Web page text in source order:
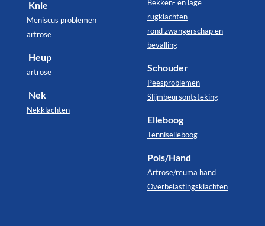
Knie
Meniscus problemen
artrose
Heup
artrose
Nek
Nekklachten
Bekken- en lage
rugklachten
rond zwangerschap en
bevalling
Schouder
Peesproblemen
Slijmbeursontsteking
Elleboog
Tenniselleboog
Pols/Hand
Artrose/reuma hand
Overbelastingsklachten